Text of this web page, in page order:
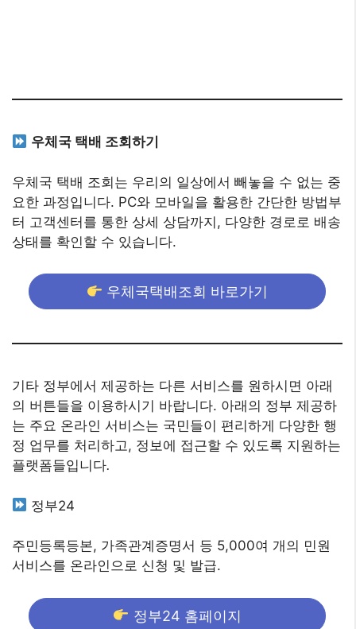
우체국 택배 조회하기
우체국 택배 조회는 우리의 일상에서 빼놓을 수 없는 중
요한 과정입니다. PC와 모바일을 활용한 간단한 방법부
터 고객센터를 통한 상세 상담까지, 다양한 경로로 배송
상태를 확인할 수 있습니다.
우체국택배조회 바로가기
기타 정부에서 제공하는 다른 서비스를 원하시면 아래
의 버튼들을 이용하시기 바랍니다. 아래의 정부 제공하
는 주요 온라인 서비스는 국민들이 편리하게 다양한 행
정 업무를 처리하고, 정보에 접근할 수 있도록 지원하는
플랫폼들입니다.
정부24
주민등록등본, 가족관계증명서 등 5,000여 개의 민원
서비스를 온라인으로 신청 및 발급.
정부24 홈페이지